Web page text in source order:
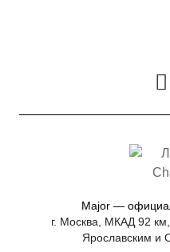
Major —
г. Москва, МКАД 92
Ярославским и